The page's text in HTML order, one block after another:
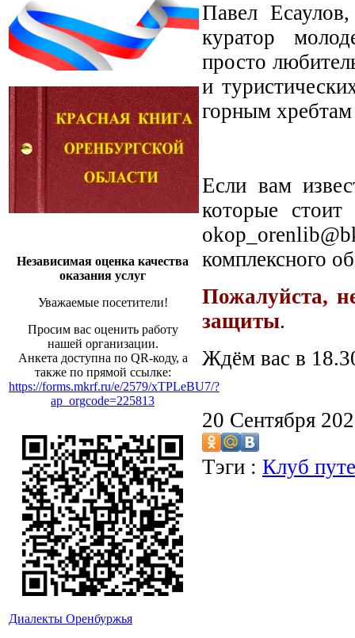
Независимая оценка качества
оказания услуг
Уважаемые посетители!
Просим вас оценить работу
нашей организации.
Анкета доступна по QR-коду, а
также по прямой ссылке:
https://forms.mkrf.ru/e/2579/xTPLeBU7/?
ap_orgcode=225813
Диалекты Оренбуржья
Павел
куратор
просто
и
горным
Если вам
которые
комплексного
Пожалуйста,
защиты.
Ждём вас в
20 Сентября
Тэги : Клуб